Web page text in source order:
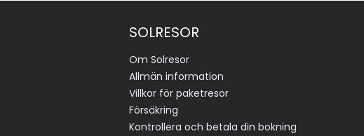
SOLRESOR
Om Solresor
Allmän information
Villkor för paketresor
Försäkring
Kontrollera och betala din bokning